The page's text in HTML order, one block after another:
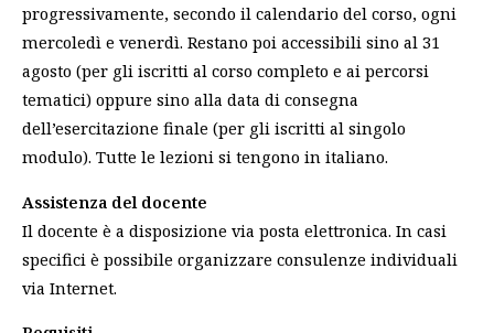
progressivamente, secondo il calendario del corso, ogni
mercoledì e venerdì. Restano poi accessibili sino al 31
agosto (per gli iscritti al corso completo e ai percorsi
tematici) oppure sino alla data di consegna
dell’esercitazione finale (per gli iscritti al singolo
modulo). Tutte le lezioni si tengono in italiano.
Assistenza del docente
Il docente è a disposizione via posta elettronica. In casi
specifici è possibile organizzare consulenze individuali
via Internet.